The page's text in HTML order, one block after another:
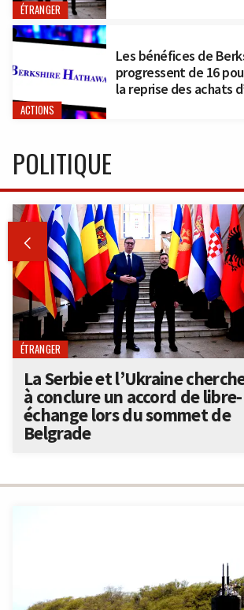
ÉTRANGER
ACTIONS
Les bénéfices de
progressent de 16
la reprise des achats
POLITIQUE

ÉTRANGER
La Serbie et l’Ukraine
à conclure un accord de libre-
échange lors du sommet de
Belgrade